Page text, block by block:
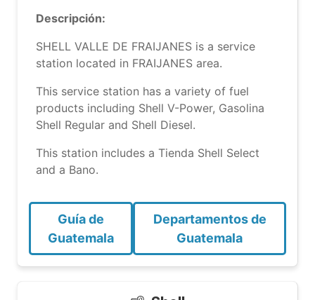
Descripción:
SHELL VALLE DE FRAIJANES is a service
station located in FRAIJANES area.
This service station has a variety of fuel
products including Shell V-Power, Gasolina
Shell Regular and Shell Diesel.
This station includes a Tienda Shell Select
and a Bano.
Guía de
Guatemala
Departamentos de
Guatemala